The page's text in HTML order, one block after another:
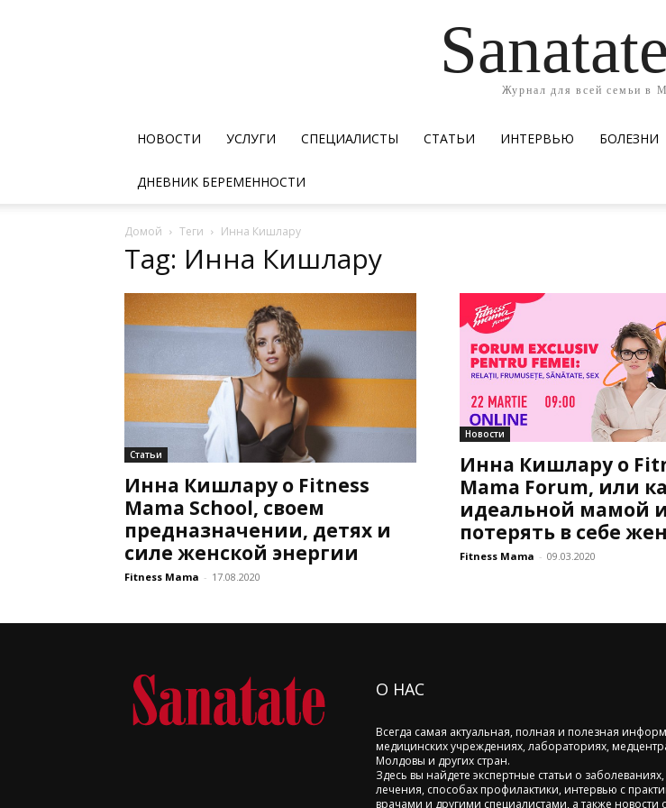
Журнал для всей семьи в
НОВОСТИ УСЛУГИ СПЕЦИАЛИСТЫ СТАТЬИ ИНТЕРВЬЮ БОЛЕЗНИ
ДНЕВНИК БЕРЕМЕННОСТИ
Домой Теги Инна Кишлару
Tag: Инна Кишлару
Статьи
Инна Кишлару о Fitness
Mama School, своем
предназначении, детях и
силе женской энергии
Fitness Mama - 17.08.2020
Новости
Инна Кишлару о
Mama Forum, или
идеальной мамой
потерять в себе
Fitness Mama - 09.03.2020
О НАС
Всегда самая актуальная, полная и полезная
медицинских учреждениях, лабораториях,
Молдовы и других стран.
Здесь вы найдете экспертные статьи о
лечения, способах профилактики, интервью с
врачами и другими специалистами, а также новости